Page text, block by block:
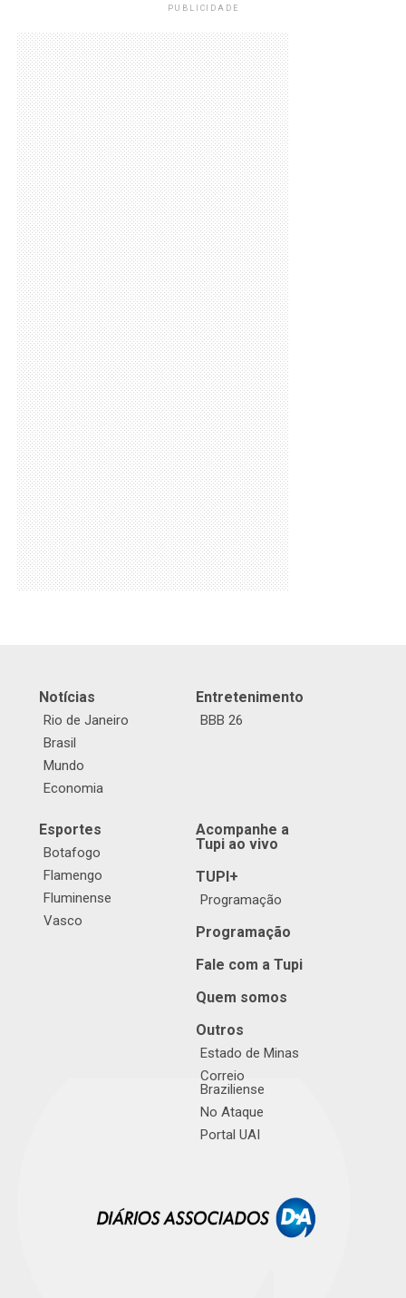
PUBLICIDADE
Notícias
Rio de Janeiro
Brasil
Mundo
Economia
Entretenimento
BBB 26
Esportes
Botafogo
Flamengo
Fluminense
Vasco
Acompanhe a
Tupi ao vivo
TUPI+
Programação
Programação
Fale com a Tupi
Quem somos
Outros
Estado de Minas
Correio
Braziliense
No Ataque
Portal UAI